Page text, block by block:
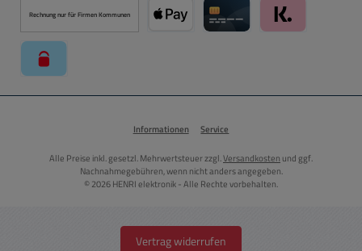
Rechnung nur für Firmen Kommunen
Informationen Service
Alle Preise inkl. gesetzl. Mehrwertsteuer zzgl.Versandkosten und ggf.
Nachnahmegebühren, wenn nicht anders angegeben.
© 2026 HENRI elektronik - Alle Rechte vorbehalten.
Vertrag widerrufen